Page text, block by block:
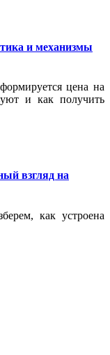
и механизмы
цена на
и как получить
взгляд на
как устроена